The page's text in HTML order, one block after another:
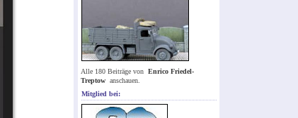
Alle 180 Beiträge von Enrico Friedel-
Treptow anschauen.
Mitglied bei: